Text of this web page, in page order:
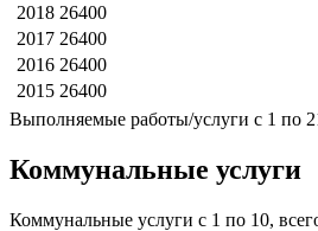
2018 26400
2017 26400
2016 26400
2015 26400
Выполняемые работы/услуги с 1 по
Коммунальные услуги
Коммунальные услуги с 1 по 10,